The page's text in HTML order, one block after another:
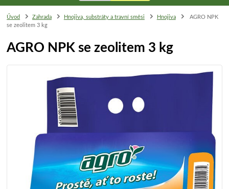
Úvod Zahrada Hnojiva, substráty a travní směsi Hnojiva
AGRO NPK
se zeolitem 3 kg
AGRO NPK se zeolitem 3 kg